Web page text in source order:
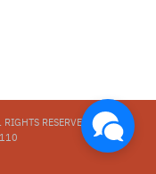
RESERVED.